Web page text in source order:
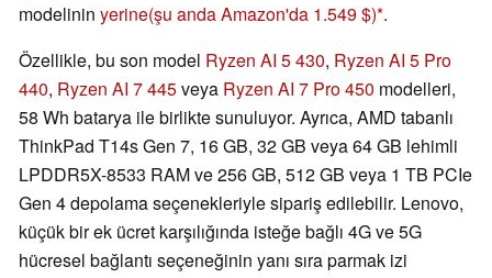
modelinin yerine(şu anda Amazon'da 1.549 $) .
Özellikle, bu son model Ryzen AI 5 430, Ryzen AI 5 Pro
440, Ryzen AI 7 445veya Ryzen AI 7 Pro 450 modelleri,
58 Wh batarya ile birlikte sunuluyor. Ayrıca, AMD tabanlı
ThinkPad T14s Gen 7, 16 GB, 32 GB veya 64 GB lehimli
LPDDR5X-8533 RAM ve 256 GB, 512 GB veya 1 TB PCIe
Gen 4 depolama seçenekleriyle sipariş edilebilir. Lenovo,
küçük bir ek ücret karşılığında isteğe bağlı 4G ve 5G
hücresel bağlantı seçeneğinin yanı sıra parmak izi